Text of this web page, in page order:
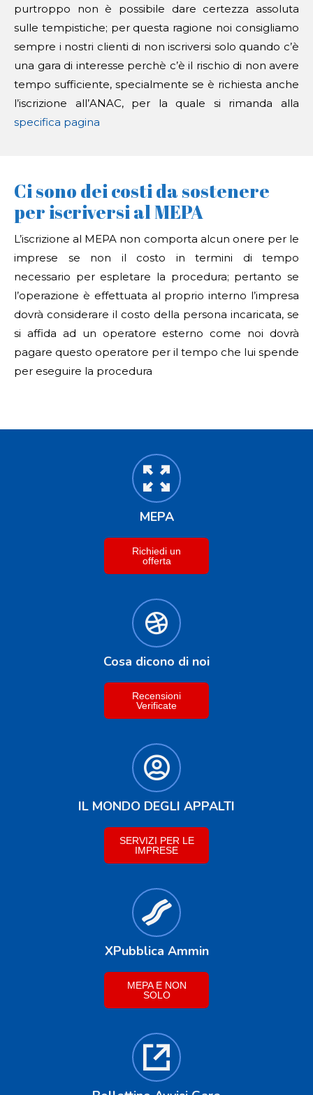
purtroppo non è possibile dare certezza assoluta
sulle tempistiche; per questa ragione noi consigliamo
sempre i nostri clienti di non iscriversi solo quando c’è
una gara di interesse perchè c’è il rischio di non avere
tempo sufficiente, specialmente se è richiesta anche
l’iscrizione all’ANAC, per la quale si rimanda alla
specifica pagina
Ci sono dei costi da sostenere
per iscriversi al MEPA
L’iscrizione al MEPA non comporta alcun onere per le
imprese se non il costo in termini di tempo
necessario per espletare la procedura; pertanto se
l’operazione è effettuata al proprio interno l’impresa
dovrà considerare il costo della persona incaricata, se
si affida ad un operatore esterno come noi dovrà
pagare questo operatore per il tempo che lui spende
per eseguire la procedura
MEPA
Richiedi un
offerta
Cosa dicono di noi
Recensioni
Verificate
IL MONDO DEGLI APPALTI
SERVIZI PER LE
IMPRESE
XPubblica Ammin
MEPA E NON
SOLO